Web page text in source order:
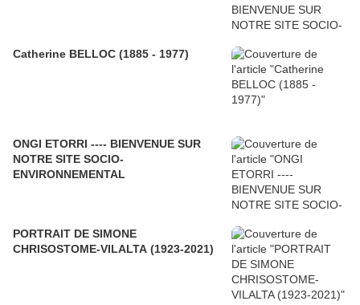
Catherine BELLOC (1885 - 1977)
ONGI ETORRI ---- BIENVENUE SUR
NOTRE SITE SOCIO-
ENVIRONNEMENTAL
PORTRAIT DE SIMONE
CHRISOSTOME-VILALTA (1923-2021)